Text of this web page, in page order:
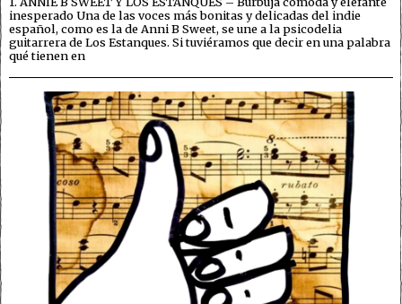
inesperado Una de las voces más bonitas y delicadas del indie
español, como es la de Anni B Sweet, se une a la psicodelia
guitarrera de Los Estanques. Si tuviéramos que decir en una palabra
qué tienen en